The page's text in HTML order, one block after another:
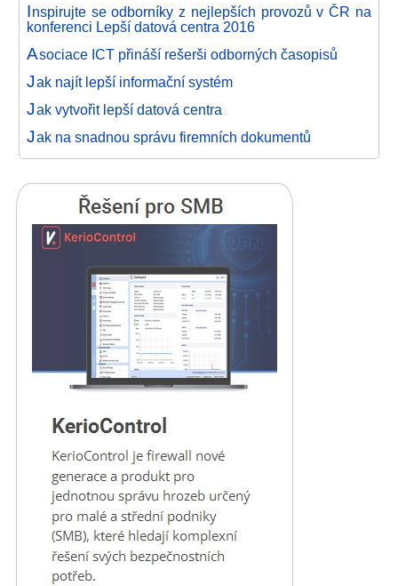
Inspirujte se odborníky z nejlepších provozů v ČR na
konferenci Lepší datová centra 2016
Asociace ICT přináší rešerši odborných časopisů
Jak najít lepší informační systém
Jak vytvořit lepší datová centra
Jak na snadnou správu firemních dokumentů